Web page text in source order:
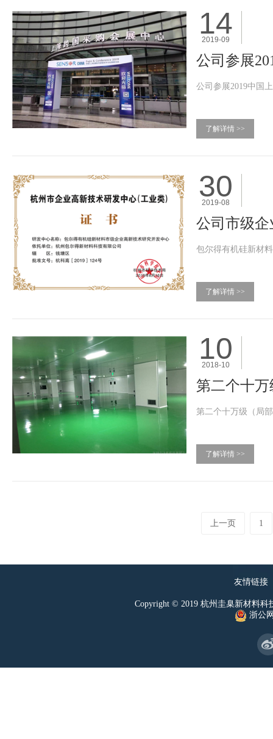
14
2019-09
公司参展
公司参展2019中国
了解详情 >>
30
2019-08
公司市级
包尔得有机硅新材
了解详情 >>
10
2018-10
第二个十
第二个十万级（局
了解详情 >>
上一页 1
友情链接
Copyright © 2019 杭州圭臬新材料科
浙公